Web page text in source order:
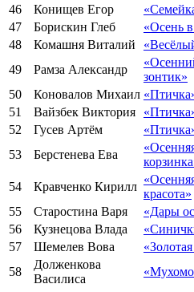
46
Конищев Егор
47
Борискин Глеб «Осень
48
Комашня Виталий
49
Рамза Александр
зонтик»
50
Коновалов Михаил
51
Вайзбек Виктория
52
Гусев Артём
53
Берстенева Ева
54 Кравченко Кирилл
красота»
55
Старостина Варя «Дары
56
Кузнецова Влада
57
Шемелев Вова
58
Долженкова
Василиса